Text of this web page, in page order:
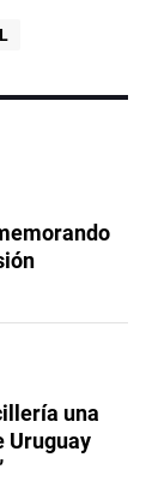
una
Uruguay